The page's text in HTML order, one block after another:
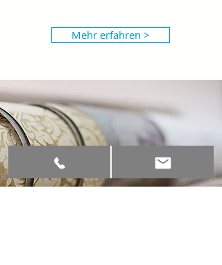
Mehr erfahren >